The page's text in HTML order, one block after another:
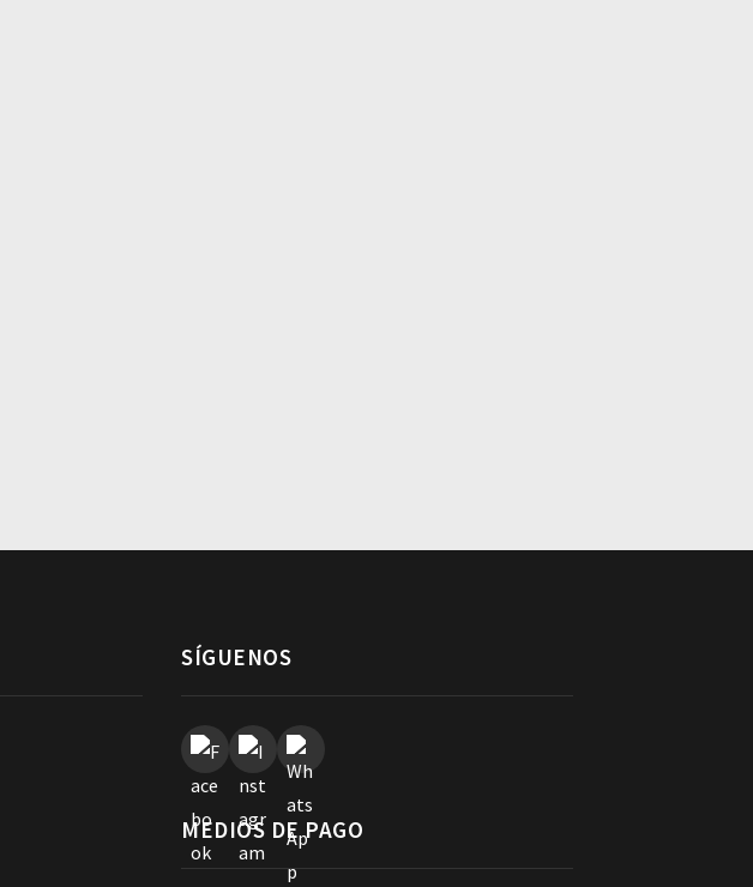
SÍGUENOS
MEDIOS DE PAGO